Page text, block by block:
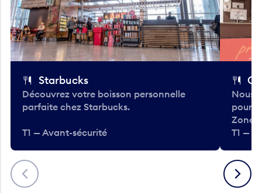
Précédent
Starbucks
Découvrez votre boisson personnelle
parfaite chez Starbucks.
T1 — Avant-sécurité
Nous
pour
Zone.
T1 —
Suivant